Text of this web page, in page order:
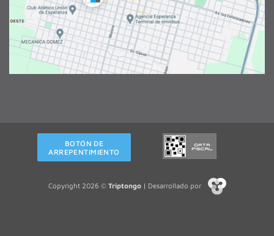
BOTÓN DE
ARREPENTIMIENTO
Copyright 2026 © Triptongo| Desarrollado por